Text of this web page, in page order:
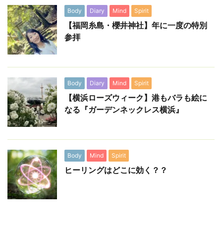
Body Diary Mind Spirit
【福岡糸島・櫻井神社】年に一度の特別
参拝
Body Diary Mind Spirit
【横浜ローズウィーク】港もバラも絵に
なる『ガーデンネックレス横浜』
Body Mind Spirit
ヒーリングはどこに効く？？